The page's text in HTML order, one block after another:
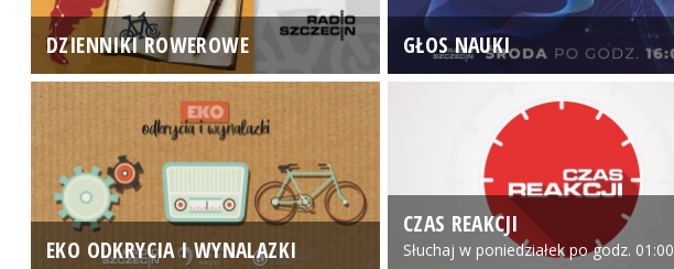
DZIENNIKI ROWEROWE GŁOS NAUKI
EKO ODKRYCIA I WYNALAZKI
CZAS REAKCJI
Słuchaj w poniedziałek po godz. 01:00